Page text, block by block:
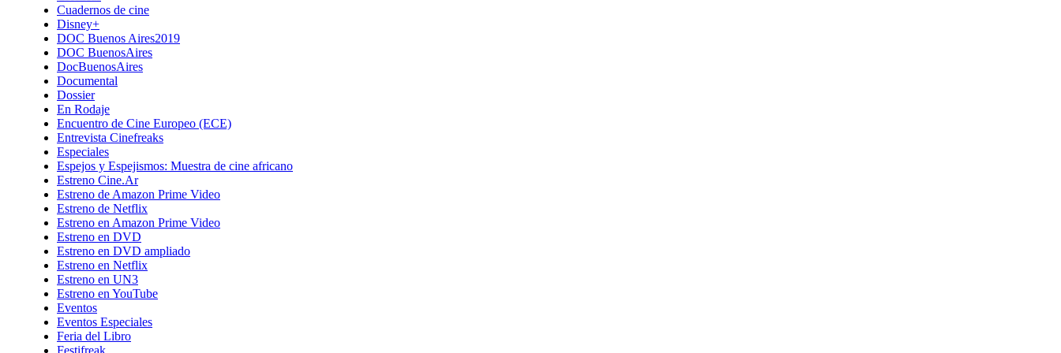
Cuadernos de cine
Disney+
DOC Buenos Aires2019
DOC BuenosAires
DocBuenosAires
Documental
Dossier
En Rodaje
Encuentro de Cine Europeo (ECE)
Entrevista Cinefreaks
Especiales
Espejos y Espejismos: Muestra de cine africano
Estreno Cine.Ar
Estreno de Amazon Prime Video
Estreno de Netflix
Estreno en Amazon Prime Video
Estreno en DVD
Estreno en DVD ampliado
Estreno en Netflix
Estreno en UN3
Estreno en YouTube
Eventos
Eventos Especiales
Feria del Libro
Festifreak